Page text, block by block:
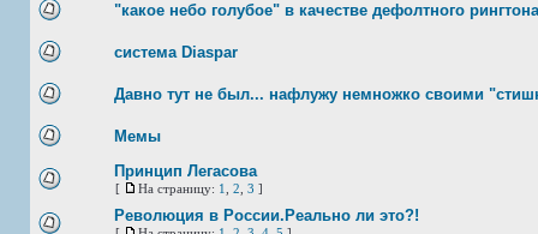
"какое небо голубое" в качестве дефолтного рингтона
система Diaspar
Давно тут не был... нафлужу немножко своими
Мемы
Принцип Легасова
[ На страницу: 1 2 3 ]
Революция в России.Реально ли это?!